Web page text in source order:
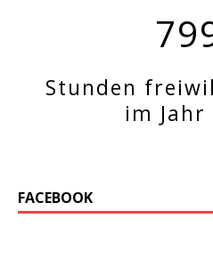
Stunden
im Jahr
FACEBOOK